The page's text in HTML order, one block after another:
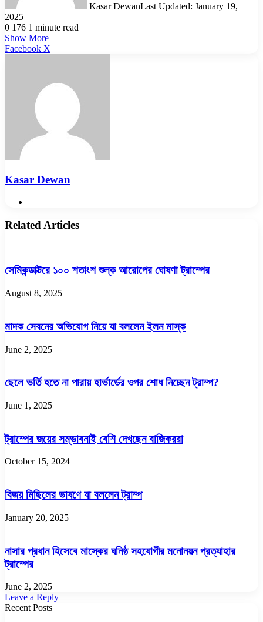
Kasar DewanLast Updated: January 19,
2025
0 176 1 minute read
Show More
Facebook X
Kasar Dewan
Related Articles
সেমিকন্ডাক্টরে ১০০ শতাংশ শুল্ক আরোপের ঘোষণা ট্রাম্পের
August 8, 2025
মাদক সেবনের অভিযোগ নিয়ে যা বললেন ইলন মাস্ক
June 2, 2025
ছেলে ভর্তি হতে না পারায় হার্ভার্ডের ওপর শোধ নিচ্ছেন ট্রাম্প?
June 1, 2025
ট্রাম্পের জয়ের সম্ভাবনাই বেশি দেখছেন বাজিকররা
October 15, 2024
বিজয় মিছিলের ভাষণে যা বললেন ট্রাম্প
January 20, 2025
নাসার প্রধান হিসেবে মাস্কের ঘনিষ্ঠ সহযোগীর মনোনয়ন প্রত্যাহার
ট্রাম্পের
June 2, 2025
Leave a Reply
Recent Posts